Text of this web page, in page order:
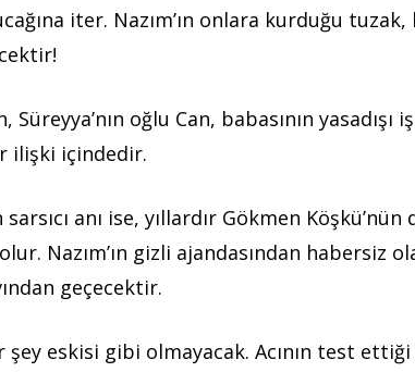
iter. Nazım’ın onlara kurduğu
Süreyya’nın oğlu Can, babasının
ilişki içindedir.
anı ise, yıllardır Gökmen
Nazım’ın gizli ajandasından habersiz
geçecektir.
şey eskisi gibi olmayacak. Acının test